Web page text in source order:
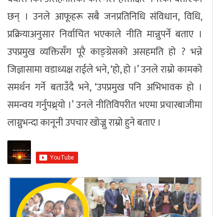
छन् । उनले आफूहरू सबै जनप्रतिनिधि संविधान, विधि,
प्रक्रियाअनुसार निर्वाचित भएकाले नीति मान्नुपर्ने बताए ।
उपप्रमुख व्यक्तिसँग पूरै काङ्ग्रेसको असहमति हो ? भन्ने
जिज्ञासामा वडाध्यक्ष राईले भने, ‘हो, हो ।’ उनले राम्रो कामको
समर्थन गर्ने बताउँदै भने, ‘उपप्रमुख पनि अभिभावक हो ।
समन्वय गर्नुपथ्र्यो ।’ उनले नीतिविपरीत भएमा प्रचारबाजीमा
लाग्नुभन्दा कानूनी उपचार खोज्नु राम्रो हुने बताए ।